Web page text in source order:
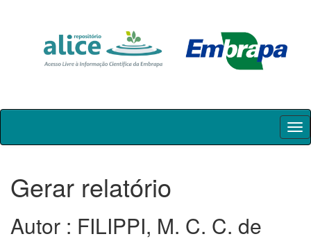
Skip
Gerar relatório
Autor : FILIPPI, M. C. C. de